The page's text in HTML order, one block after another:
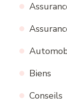
Biens
Conseils